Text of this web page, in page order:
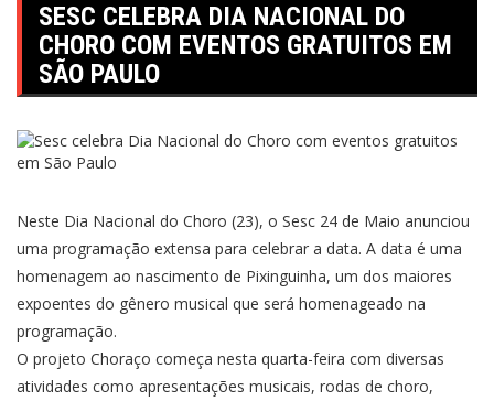
SESC CELEBRA DIA NACIONAL DO
CHORO COM EVENTOS GRATUITOS EM
SÃO PAULO
Neste Dia Nacional do Choro (23), o Sesc 24 de Maio anunciou
uma programação extensa para celebrar a data. A data é uma
homenagem ao nascimento de Pixinguinha, um dos maiores
expoentes do gênero musical que será homenageado na
programação.
O projeto Choraço começa nesta quarta-feira com diversas
atividades como apresentações musicais, rodas de choro,